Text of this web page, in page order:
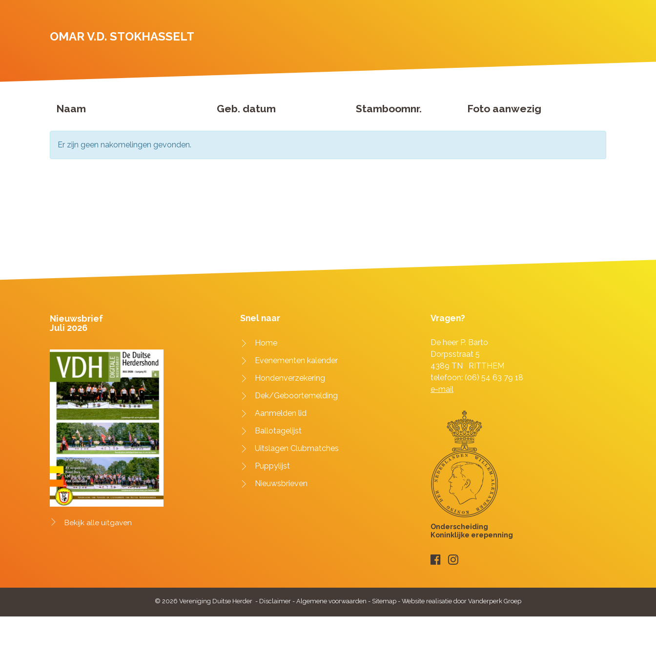
OMAR V.D. STOKHASSELT
Naam Geb. datum Stamboomnr. Foto aanwezig
Er zijn geen nakomelingen gevonden.
Nieuwsbrief
Juli 2026
Bekijk alle uitgaven
Snel naar
Home
Evenementen kalender
Hondenverzekering
Dek/Geboortemelding
Aanmelden lid
Ballotagelijst
Uitslagen Clubmatches
Puppylijst
Nieuwsbrieven
Vragen?
De heer P. Barto
Dorpsstraat 5
4389 TN RITTHEM
telefoon: (06) 54 63 79 18
e-mail
© 2026 Vereniging Duitse Herder - Disclaimer- Algemene voorwaarden - Sitemap- Website realisatie door Vanderperk Groep